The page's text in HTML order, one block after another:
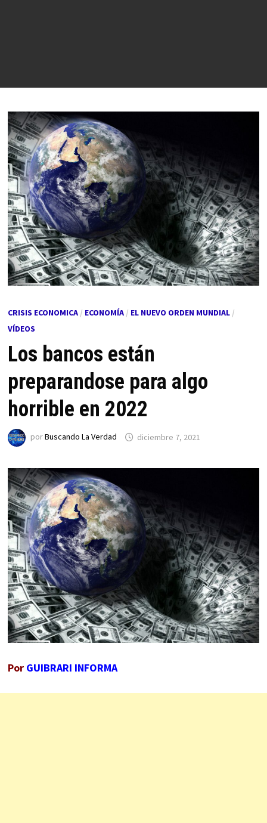
CRISIS ECONOMICA/ ECONOMÍA/ EL NUEVO ORDEN MUNDIAL/
VÍDEOS
Los bancos están
preparandose para algo
horrible en 2022
porBuscando La Verdad diciembre 7, 2021
Por GUIBRARI INFORMA